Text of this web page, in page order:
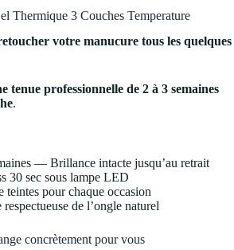
Thermique 3 Couches Temperature
votre manucure tous les quelques
tenue professionnelle de 2 à 3 semaines
.
— Brillance intacte jusqu’au retrait
30 sec sous lampe LED
teintes pour chaque occasion
de l’ongle naturel
concrètement pour vous